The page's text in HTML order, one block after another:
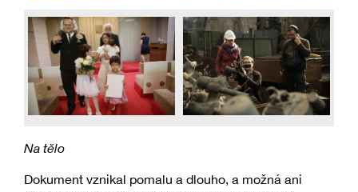
Na tělo
Dokument vznikal pomalu a dlouho, a možná ani